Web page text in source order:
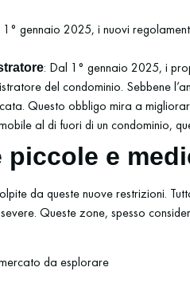
gennaio 2025, i nuovi
: Dal 1° gennaio 2025, i
del condominio. Sebbene
Questo obbligo mira a
al di fuori di un condominio,
e
da queste nuove restrizioni.
Queste zone, spesso
da esplorare